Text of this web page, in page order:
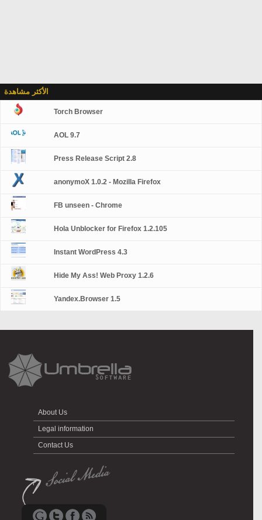
الأكثر مشاهدة
Torch Browser
AOL 9.7
Press Release Script 2.8
anonymoX 1.0.2 - Mozilla Firefox
FB unseen - Chrome
Hola Unblocker for Firefox 1.2.105
Instant WordPress 4.3
Hide My Ass! Web Proxy 1.2.6
Yandex.Browser 1.5
About Us
Legal information
Contact Us